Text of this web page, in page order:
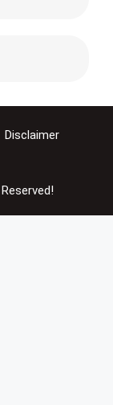
Disclaimer